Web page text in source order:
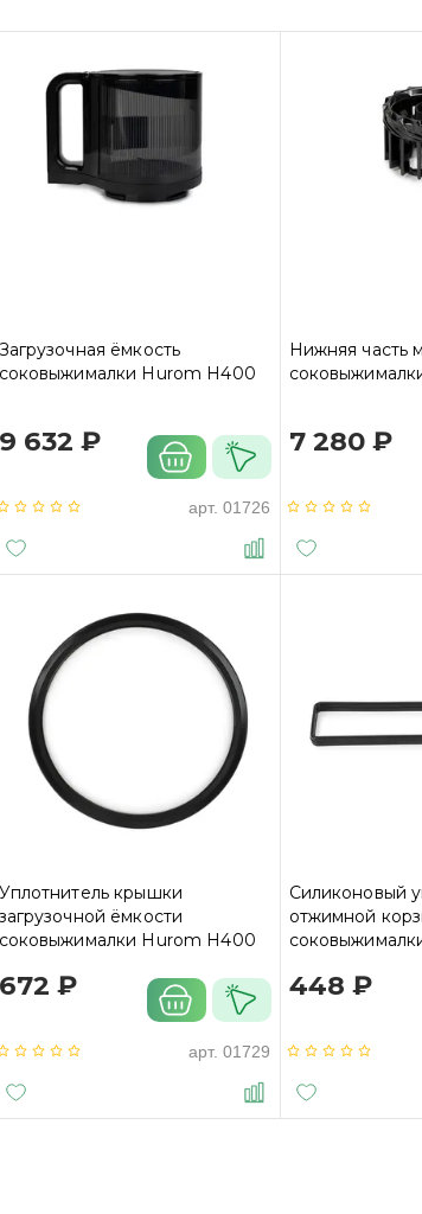
Загрузочная ёмкость
соковыжималки Hurom H400
9 632 ₽
арт. 01726
Нижняя часть
7 280 ₽
Уплотнитель крышки
загрузочной ёмкости
соковыжималки Hurom H400
672 ₽
арт. 01729
Силиконовый
отжимной
448 ₽